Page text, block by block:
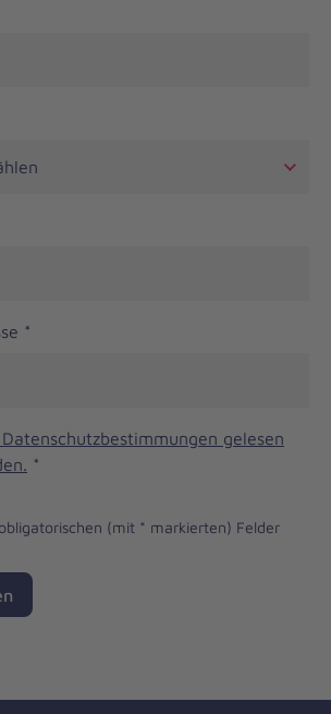
*
gelesen
*
(mit * markierten) Felder